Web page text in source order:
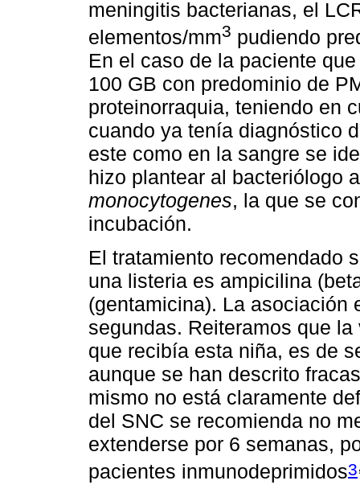
meningitis bacterianas, el
elementos/mm3 pudiendo
En el caso de la paciente
100 GB con predominio de
proteinorraquia, teniendo en
cuando ya tenía diagnóstico
este como en la sangre se
hizo plantear al bacteriólogo
monocytogenes, la que se
incubación.
El tratamiento recomendado
una listeria es ampicilina
(gentamicina). La asociación
segundas. Reiteramos que
que recibía esta niña, es de
aunque se han descrito
mismo no está claramente
del SNC se recomienda no
extenderse por 6 semanas,
pacientes inmunodeprimidos3